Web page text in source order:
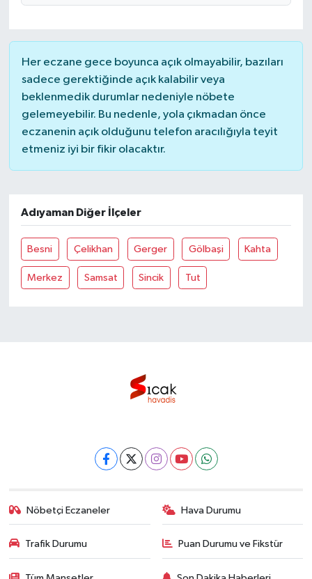
Her eczane gece boyunca açık olmayabilir, bazıları
sadece gerektiğinde açık kalabilir veya
beklenmedik durumlar nedeniyle nöbete
gelemeyebilir. Bu nedenle, yola çıkmadan önce
eczanenin açık olduğunu telefon aracılığıyla teyit
etmeniz iyi bir fikir olacaktır.
Adıyaman Diğer İlçeler
Besni Çelikhan Gerger Gölbaşi Kahta
Merkez Samsat Sincik Tut
Nöbetçi Eczaneler Hava Durumu
Trafik Durumu Puan Durumu ve Fikstür